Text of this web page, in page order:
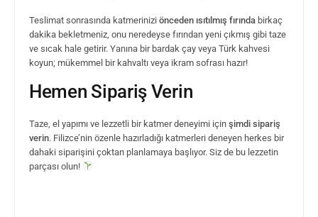
Teslimat sonrasında katmerinizi önceden ısıtılmış fırında birkaç
dakika bekletmeniz, onu neredeyse fırından yeni çıkmış gibi taze
ve sıcak hale getirir. Yanına bir bardak çay veya Türk kahvesi
koyun; mükemmel bir kahvaltı veya ikram sofrası hazır!
Hemen Sipariş Verin
Taze, el yapımı ve lezzetli bir katmer deneyimi için şimdi sipariş
verin. Filizce’nin özenle hazırladığı katmerleri deneyen herkes bir
dahaki siparişini çoktan planlamaya başlıyor. Siz de bu lezzetin
parçası olun!